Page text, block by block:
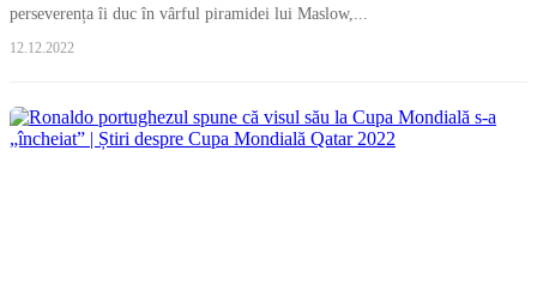
perseverența îi duc în vârful piramidei lui Maslow,...
12.12.2022